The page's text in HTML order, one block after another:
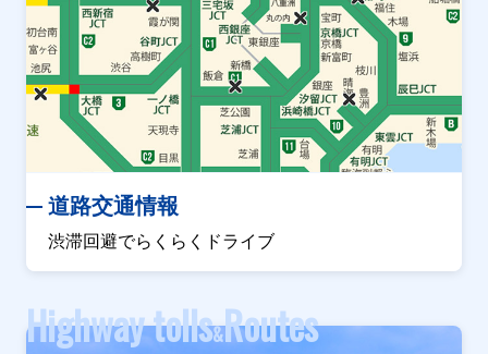
道路交通情報
渋滞回避でらくらくドライブ
Highway tolls&Routes